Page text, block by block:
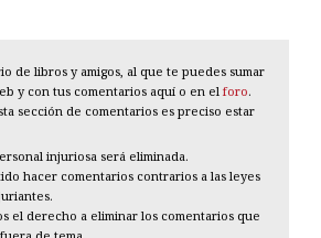
de libros y amigos, al que te puedes sumar
y con tus comentarios aquí o en el foro.
sección de comentarios es preciso estar
injuriosa será eliminada.
hacer comentarios contrarios a las leyes
el derecho a eliminar los comentarios que